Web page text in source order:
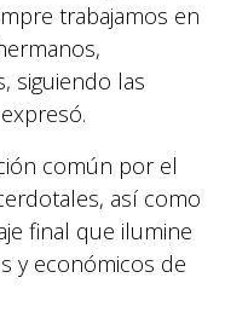
trabajamos en
siguiendo las
común por el
así como
final que ilumine
y económicos de